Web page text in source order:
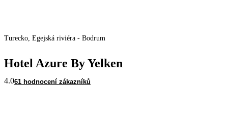
Turecko, Egejská riviéra - Bodrum
Hotel Azure By Yelken
4.061 hodnocení zákazníků